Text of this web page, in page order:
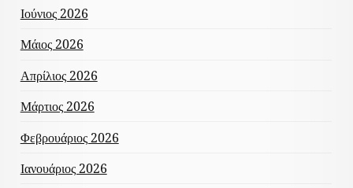
Ιούνιος 2026
Μάιος 2026
Απρίλιος 2026
Μάρτιος 2026
Φεβρουάριος 2026
Ιανουάριος 2026